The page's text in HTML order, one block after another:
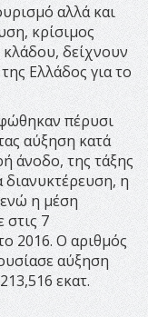
αλλά και
κρίσιμος
κλάδου, δείχνουν
Ελλάδος για το
πέρυσι
αύξηση κατά
άνοδο, της τάξης
η
η μέση
7
2016. Ο αριθμός
αύξηση
εκατ.